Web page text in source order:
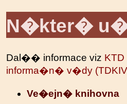
N�kter�
Dal�� informace viz
informa�n� v�dy
Ve�ejn� knihovna